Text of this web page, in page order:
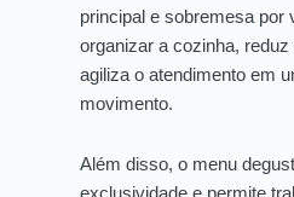
principal e sobremesa por
organizar a cozinha,
agiliza o atendimento em
movimento.
Além disso, o menu
exclusividade e permite